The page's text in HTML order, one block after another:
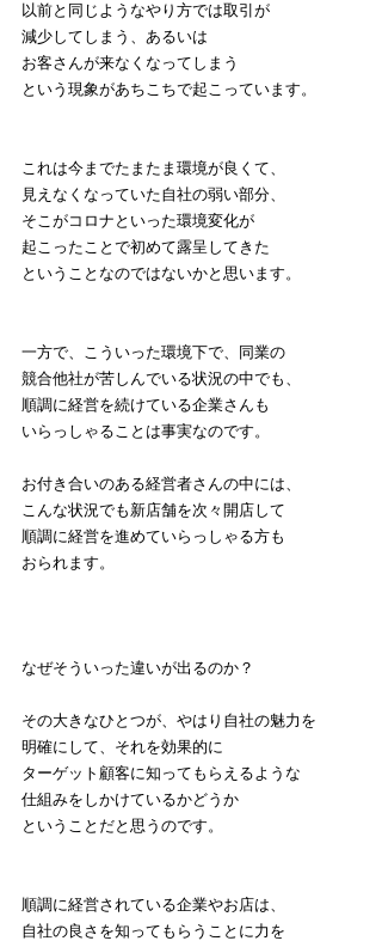
以前と同じようなやり方では取引が
減少してしまう、あるいは
お客さんが来なくなってしまう
という現象があちこちで起こっています。
これは今までたまたま環境が良くて、
見えなくなっていた自社の弱い部分、
そこがコロナといった環境変化が
起こったことで初めて露呈してきた
ということなのではないかと思います。
一方で、こういった環境下で、同業の
競合他社が苦しんでいる状況の中でも、
順調に経営を続けている企業さんも
いらっしゃることは事実なのです。
お付き合いのある経営者さんの中には、
こんな状況でも新店舗を次々開店して
順調に経営を進めていらっしゃる方も
おられます。
なぜそういった違いが出るのか？
その大きなひとつが、やはり自社の魅力を
明確にして、それを効果的に
ターゲット顧客に知ってもらえるような
仕組みをしかけているかどうか
ということだと思うのです。
順調に経営されている企業やお店は、
自社の良さを知ってもらうことに力を